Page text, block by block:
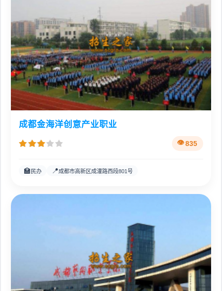
成都金海洋创意产业职业
835
🏫 民办 📍成都市高新区成灌路西段801号